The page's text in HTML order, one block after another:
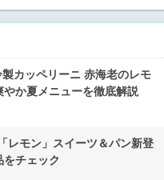
カッペリーニ 赤海老のレモ
か夏メニューを徹底解説
レモン」スイーツ＆パン新登
チェック